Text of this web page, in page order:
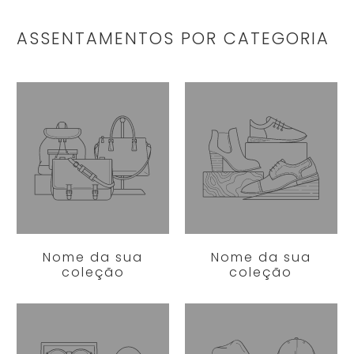
ASSENTAMENTOS POR CATEGORIA
Nome da sua
coleção
Nome da sua
coleção